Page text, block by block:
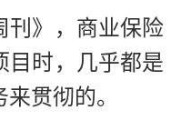
刊》，商业保险
目时，几乎都是
贯彻的。